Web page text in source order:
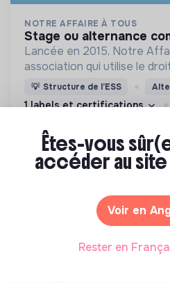
NOTRE AFFAIRE À TOUS
stage ou alternance
Lancée en 2015, Notre
association qui utilise le
stratégique de lutte contre
environnementale - climat,
💡 Structure de l’ESS
1 labels et certifications
Il y a 1 mois
Êtes-vous
accéder au site
Voir en
Rester en